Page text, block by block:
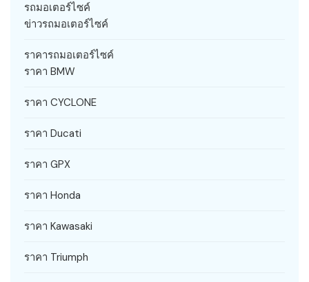
รถมอเตอร์ไซค์
ข่าวรถมอเตอร์ไซค์
ราคารถมอเตอร์ไซค์
ราคา BMW
ราคา CYCLONE
ราคา Ducati
ราคา GPX
ราคา Honda
ราคา Kawasaki
ราคา Triumph